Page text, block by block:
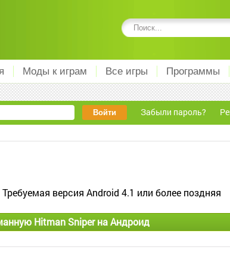
Моды к играм Все игры Программы
Забыли пароль?
Требуемая версия Android 4.1 или более поздняя
Hitman Sniper на Андроид